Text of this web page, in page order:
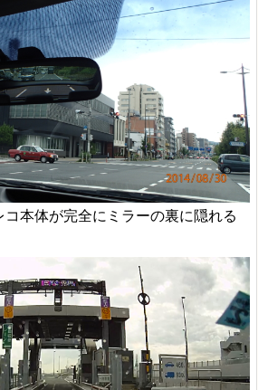
本体が完全にミラーの裏に隠れる